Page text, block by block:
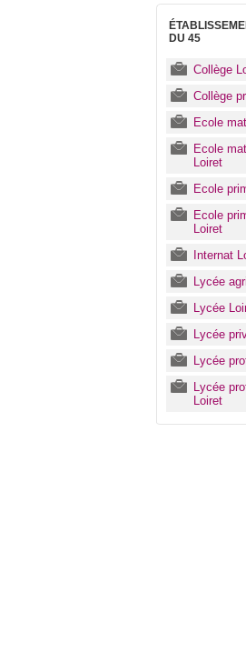
DU 45
Collège
Collège
Ecole
Ecole
Loiret
Ecole
Ecole
Loiret
Internat
Lycée
Lycée
Lycée
Lycée
Lycée
Loiret